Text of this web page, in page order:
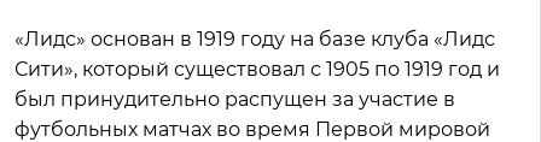
«Лидс» основан в 1919 году на базе клуба «Лидс
Сити», который существовал с 1905 по 1919 год и
был принудительно распущен за участие в
футбольных матчах во время Первой мировой